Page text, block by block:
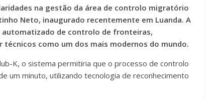
na gestão da área de controlo migratório
Neto, inaugurado recentemente em Luanda. A
automatizado de controlo de fronteiras,
como um dos mais modernos do mundo.
K, o sistema permitiria que o processo de controlo
um minuto, utilizando tecnologia de reconhecimento